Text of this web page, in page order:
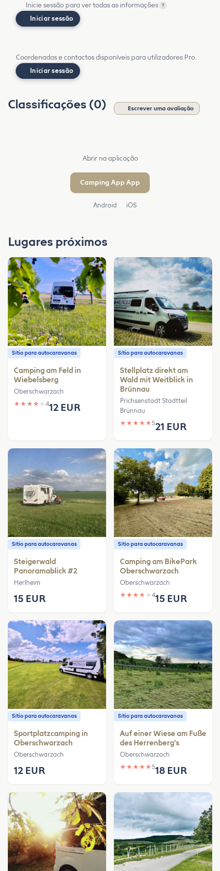
Inicie sessão para ver todas as informações ?
Iniciar sessão
Coordenadas e contactos disponíveis para utilizadores Pro.
Iniciar sessão
Classificações (0) Escrever uma avaliação
Abrir na aplicação
Camping App App
Android iOS
Lugares próximos
Sítio para autocaravanas
Camping am Feld in
Wiebelsberg
Oberschwarzach
★ ★ ★ ★ ★ 412 EUR
Sítio para autocaravanas
Stellplatz direkt am
Wald mit Weitblick in
Brünnau
Prichsenstadt Stadtteil
Brünnau
★ ★ ★ ★ ★521 EUR
Sítio para autocaravanas
Steigerwald
Panoramablick #2
Herlheim
15 EUR
Sítio para autocaravanas
Camping am BikePark
Oberschwarzach
Oberschwarzach
★ ★ ★ ★ ★ 415 EUR
Sítio para autocaravanas
Sportplatzcamping in
Oberschwarzach
Oberschwarzach
12 EUR
Sítio para autocaravanas
Auf einer Wiese am Fuße
des Herrenberg's
Oberschwarzach
★ ★ ★ ★ ★518 EUR